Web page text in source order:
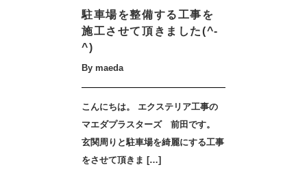
駐車場を整備する工事を
施工させて頂きました(^-
^)
By maeda
こんにちは。 エクステリア工事の
マエダプラスターズ 前田です。
玄関周りと駐車場を綺麗にする工事
をさせて頂きま […]